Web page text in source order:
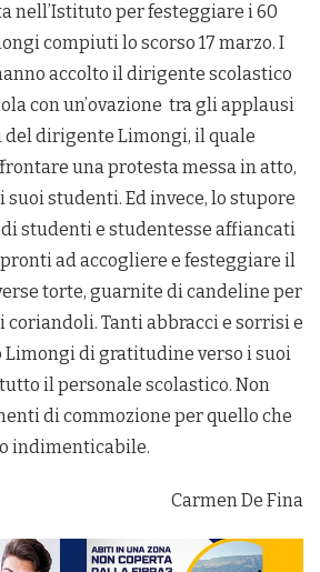
nell’Istituto per festeggiare i 60
compiuti lo scorso 17 marzo. I
accolto il dirigente scolastico
con un’ovazione tra gli applausi
dirigente Limongi, il quale
una protesta messa in atto,
suoi studenti. Ed invece, lo stupore
studenti e studentesse affiancati
ad accogliere e festeggiare il
torte, guarnite di candeline per
coriandoli. Tanti abbracci e sorrisi e
Limongi di gratitudine verso i suoi
il personale scolastico. Non
di commozione per quello che
indimenticabile.
Carmen De Fina